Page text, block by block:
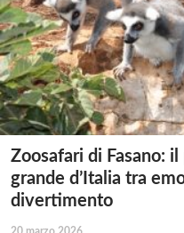
Zoosafari di Fasano:
grande d’Italia tra
divertimento